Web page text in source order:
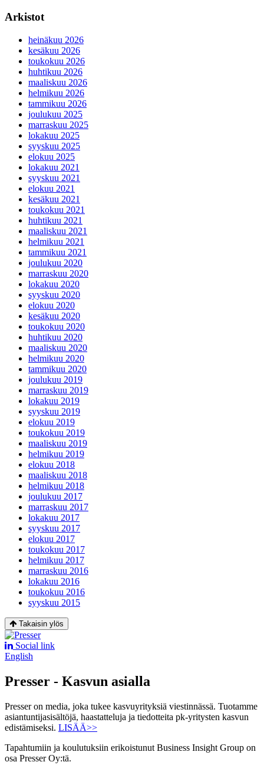
Arkistot
heinäkuu 2026
kesäkuu 2026
toukokuu 2026
huhtikuu 2026
maaliskuu 2026
helmikuu 2026
tammikuu 2026
joulukuu 2025
marraskuu 2025
lokakuu 2025
syyskuu 2025
elokuu 2025
lokakuu 2021
syyskuu 2021
elokuu 2021
kesäkuu 2021
toukokuu 2021
huhtikuu 2021
maaliskuu 2021
helmikuu 2021
tammikuu 2021
joulukuu 2020
marraskuu 2020
lokakuu 2020
syyskuu 2020
elokuu 2020
kesäkuu 2020
toukokuu 2020
huhtikuu 2020
maaliskuu 2020
helmikuu 2020
tammikuu 2020
joulukuu 2019
marraskuu 2019
lokakuu 2019
syyskuu 2019
elokuu 2019
toukokuu 2019
maaliskuu 2019
helmikuu 2019
elokuu 2018
maaliskuu 2018
helmikuu 2018
joulukuu 2017
marraskuu 2017
lokakuu 2017
syyskuu 2017
elokuu 2017
toukokuu 2017
helmikuu 2017
marraskuu 2016
lokakuu 2016
toukokuu 2016
syyskuu 2015
Takaisin ylös
Social link
English
Presser - Kasvun asialla
Presser on media, joka tukee kasvuyrityksiä viestinnässä. Tuotamme
asiantuntijasisältöjä, haastatteluja ja tiedotteita pk-yritysten kasvun
edistämiseksi. LISÄÄ>>
Tapahtumiin ja koulutuksiin erikoistunut Business Insight Group on
osa Presser Oy:tä.